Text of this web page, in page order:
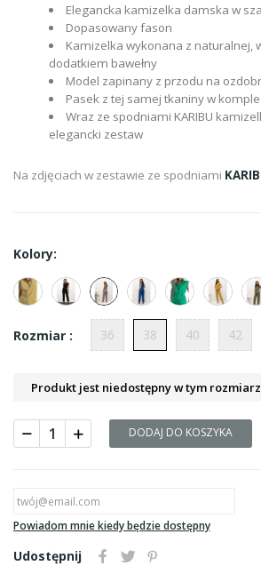
Elegancka kamizelka damska w
Dopasowany fason
Kamizelka wykonana z naturalnej,
dodatkiem bawełny
Model zapinany z przodu na
Pasek z tej samej tkaniny w
Wraz ze spodniami KARIBU
elegancki zestaw
Na zdjęciach w zestawie ze spodniami
Kolory:
Rozmiar : 36 38 40 42
Produkt jest niedostępny w tym
DODAJ DO KOSZYKA
Powiadom mnie kiedy będzie dostępny
Udostępnij